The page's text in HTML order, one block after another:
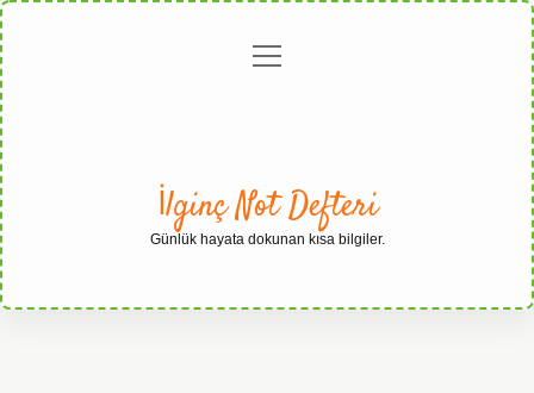
Gizlilikmenüyü
İlginç Not Defteri
Günlük hayata dokunan kısa bilgiler.